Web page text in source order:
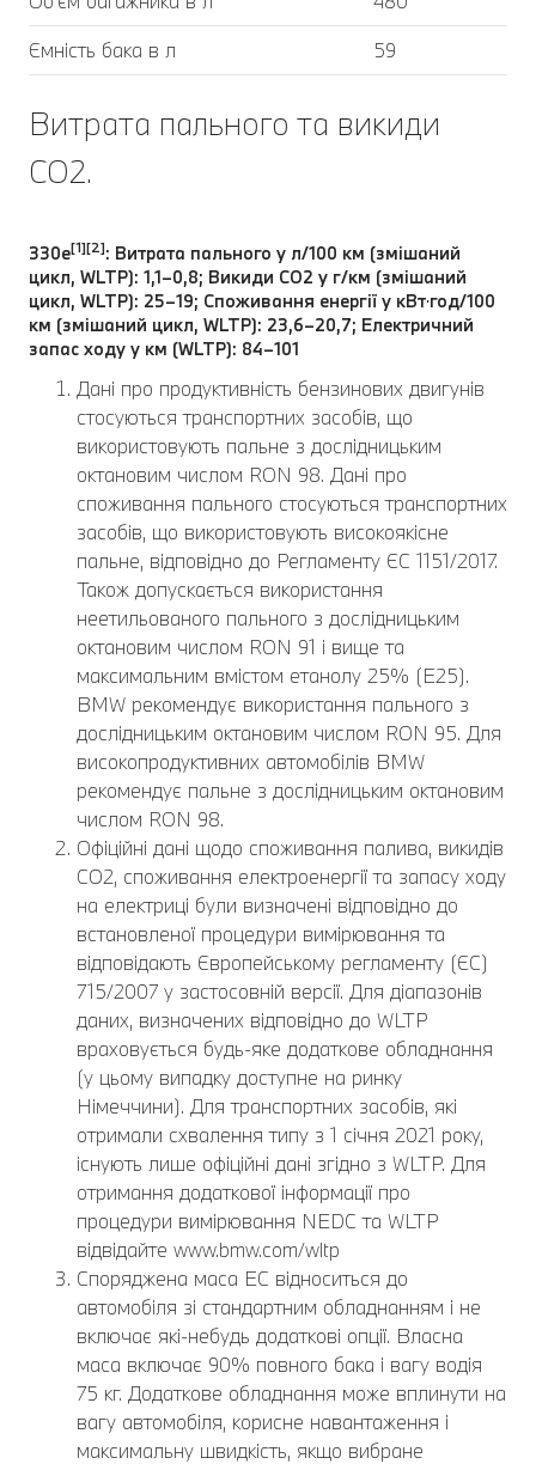
Ємність бака в л
59
Витрата пального та викиди
CO2.
330e[1][2]: Витрата пального у л/100 км (змішаний
цикл, WLTP): 1,1–0,8; Викиди CO2 у г/км (змішаний
цикл, WLTP): 25–19; Споживання енергії у кВт⋅год/100
км (змішаний цикл, WLTP): 23,6–20,7; Електричний
запас ходу у км (WLTP): 84–101
Дані про продуктивність бензинових двигунів
стосуються транспортних засобів, що
використовують пальне з дослідницьким
октановим числом RON 98. Дані про
споживання пального стосуються транспортних
засобів, що використовують високоякісне
пальне, відповідно до Регламенту ЄС 1151/2017.
Також допускається використання
неетильованого пального з дослідницьким
октановим числом RON 91 і вище та
максимальним вмістом етанолу 25% (E25).
BMW рекомендує використання пального з
дослідницьким октановим числом RON 95. Для
високопродуктивних автомобілів BMW
рекомендує пальне з дослідницьким октановим
числом RON 98.
Офіційні дані щодо споживання палива, викидів
CO2, споживання електроенергії та запасу ходу
на електриці були визначені відповідно до
встановленої процедури вимірювання та
відповідають Європейському регламенту (ЄС)
715/2007 у застосовній версії. Для діапазонів
даних, визначених відповідно до WLTP
враховується будь-яке додаткове обладнання
(у цьому випадку доступне на ринку
Німеччини). Для транспортних засобів, які
отримали схвалення типу з 1 січня 2021 року,
існують лише офіційні дані згідно з WLTP. Для
отримання додаткової інформації про
процедури вимірювання NEDC та WLTP
відвідайте www.bmw.com/wltp
Споряджена маса EC відноситься до
автомобіля зі стандартним обладнанням і не
включає які-небудь додаткові опції. Власна
маса включає 90% повного бака і вагу водія
75 кг. Додаткове обладнання може вплинути на
вагу автомобіля, корисне навантаження і
максимальну швидкість, якщо вибране